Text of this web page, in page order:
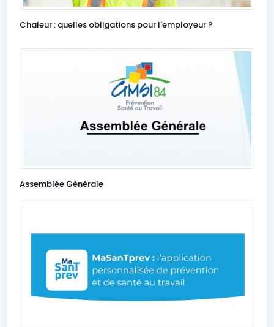
Chaleur : quelles obligations pour l'employeur ?
Assemblée Générale